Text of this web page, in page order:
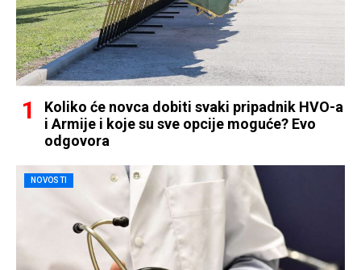
Koliko će novca dobiti svaki pripadnik HVO-a
i Armije i koje su sve opcije moguće? Evo
odgovora
NOVOSTI